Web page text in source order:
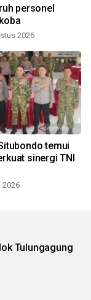
personel
2026
temui
sinergi TNI
2026
Tulungagung